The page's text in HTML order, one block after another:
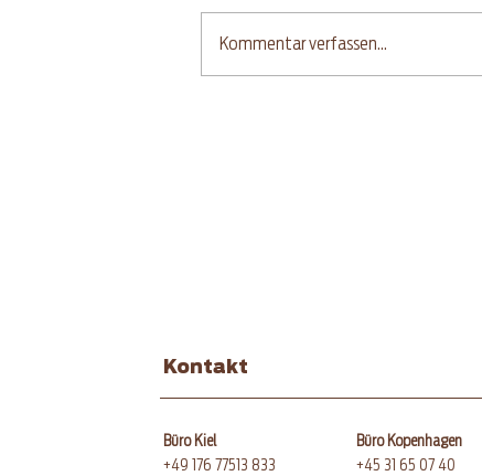
Kommentar verfassen...
Kontakt
Büro Kiel
+49 176 77513 833
Büro Kopenhagen
+45 31 65 07 40